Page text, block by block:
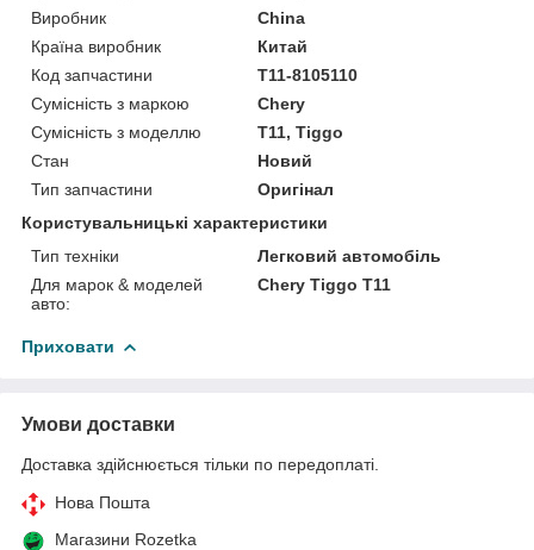
Виробник
China
Країна виробник
Китай
Код запчастини
T11-8105110
Сумісність з маркою
Chery
Сумісність з моделлю
T11, Tiggo
Стан
Новий
Тип запчастини
Оригінал
Користувальницькі характеристики
Тип техніки
Легковий автомобіль
Для марок & моделей
авто:
Chery Tiggo Т11
Приховати
Умови доставки
Доставка здійснюється тільки по передоплаті.
Нова Пошта
Магазини Rozetka